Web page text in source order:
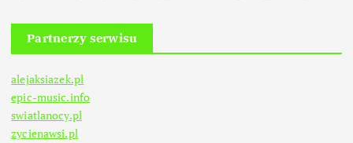
Partnerzy serwisu
alejaksiazek.pl
epic-music.info
swiatlanocy.pl
zycienawsi.pl